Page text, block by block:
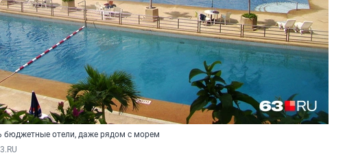
бюджетные отели, даже рядом с морем